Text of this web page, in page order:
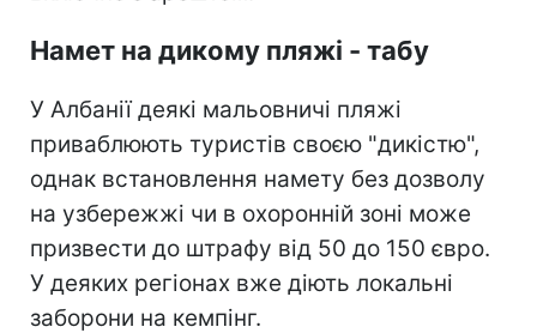
Намет на дикому пляжі - табу
У Албанії деякі мальовничі пляжі
приваблюють туристів своєю "дикістю",
однак встановлення намету без дозволу
на узбережжі чи в охоронній зоні може
призвести до штрафу від 50 до 150 євро.
У деяких регіонах вже діють локальні
заборони на кемпінг.